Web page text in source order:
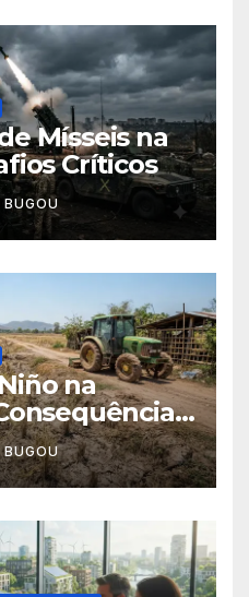
Mísseis na
Críticos
BUGOU
na
BUGOU